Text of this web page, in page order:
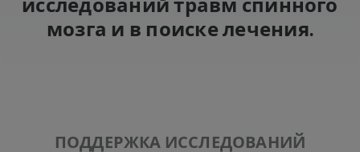
исследований травм спинного
мозга и в поиске лечения.
ПОДДЕРЖКА ИССЛЕДОВАНИЙ